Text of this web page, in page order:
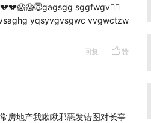
sggfwgv👆🏿
yqsyvgvsgwc vvgwctzw
回复 赞
房地产我瞅瞅邪恶发错图对长亭